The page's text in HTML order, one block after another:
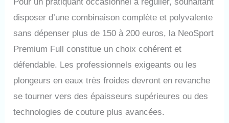
disposer d’une combinaison complète et polyvalente
sans dépenser plus de 150 à 200 euros, la NeoSport
Premium Full constitue un choix cohérent et
défendable. Les professionnels exigeants ou les
plongeurs en eaux très froides devront en revanche
se tourner vers des épaisseurs supérieures ou des
technologies de couture plus avancées.